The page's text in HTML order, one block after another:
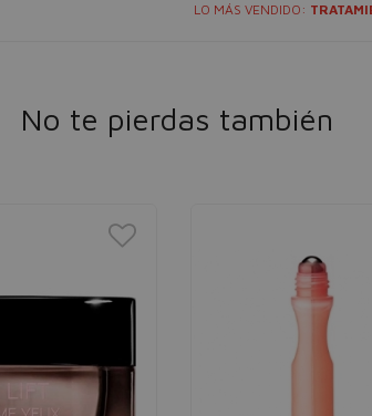
LO MÁS VENDIDO:
No te pierdas también